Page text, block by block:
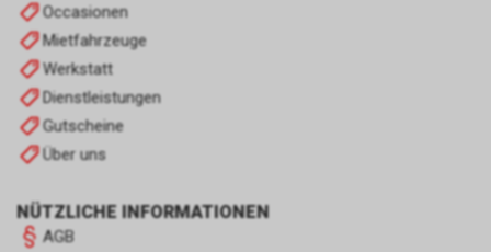
Occasionen
Mietfahrzeuge
Werkstatt
Dienstleistungen
Gutscheine
Über uns
NÜTZLICHE INFORMATIONEN
AGB